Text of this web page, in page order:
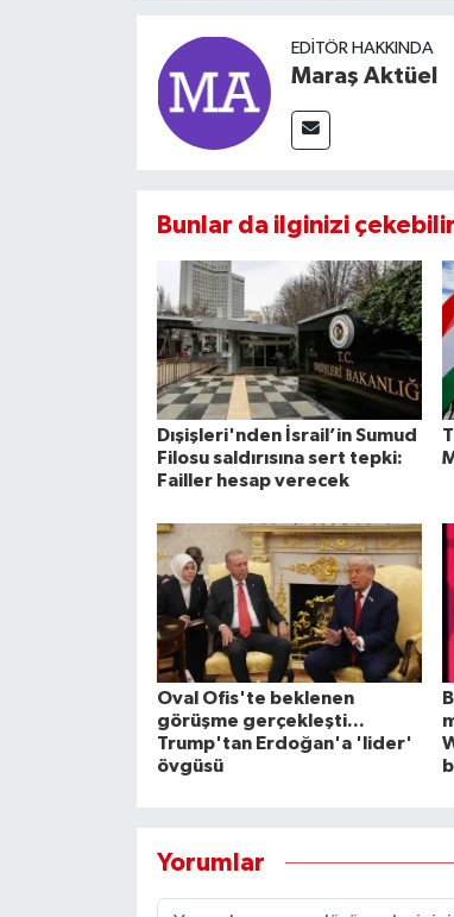
EDITÖR HAKKINDA
Maraş Aktüel
Bunlar da ilginizi çekebilir
Dışişleri'nden İsrail’in Sumud
Filosu saldırısına sert tepki:
Failler hesap verecek
Oval Ofis'te beklenen
görüşme gerçekleşti...
Trump'tan Erdoğan'a 'lider'
övgüsü
Yorumlar